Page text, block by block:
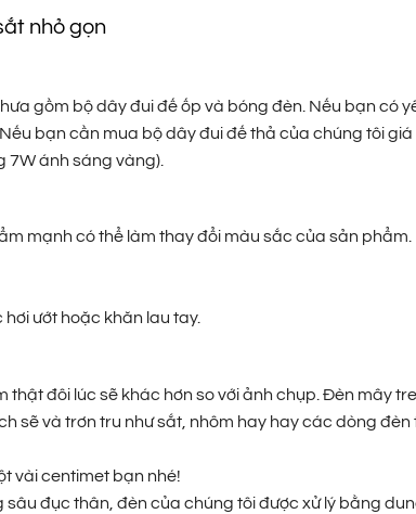
nhỏ gọn
gồm bộ dây đui đế ốp và bóng đèn. Nếu bạn có
bạn cần mua bộ dây đui đế thả của chúng tôi giá
7W ánh sáng vàng).
mạnh có thể làm thay đổi màu sắc của sản phẩm.
ướt hoặc khăn lau tay.
đôi lúc sẽ khác hơn so với ảnh chụp. Đèn mây
sẽ và trơn tru như sắt, nhôm hay hay các dòng
vài centimet bạn nhé!
đục thân, đèn của chúng tôi được xử lý bằng